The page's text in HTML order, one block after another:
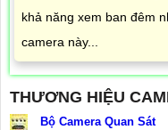
khả năng xem ban đêm
camera này...
THƯƠNG HIỆU
Bộ Camera Quan Sát